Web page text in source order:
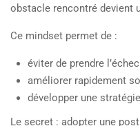
obstacle rencontré devient
Ce mindset permet de :
éviter de prendre
améliorer rapidement
développer une
Le secret : adopter une